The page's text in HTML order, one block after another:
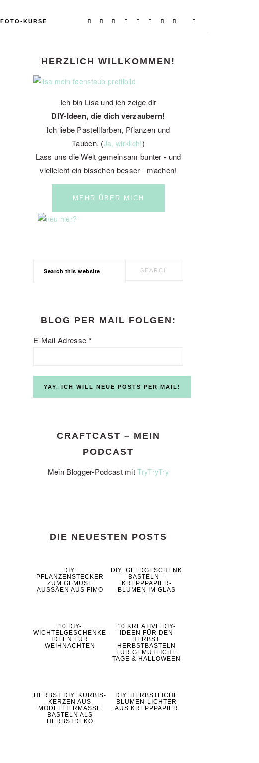
FOTO-KURSE
PRIMARY
SIDEBAR
HERZLICH WILLKOMMEN!
Ich bin Lisa und ich zeige dir
DIY-Ideen, die dich verzaubern!
Ich liebe Pastellfarben, Pflanzen und
Tauben. (Ja, wirklich!)
Lass uns die Welt gemeinsam bunter - und
vielleicht ein bisschen besser - machen!
MEHR ÜBER MICH
BLOG PER MAIL FOLGEN:
E-Mail-Adresse *
CRAFTCAST – MEIN
PODCAST
Mein Blogger-Podcast mitTryTryTry
DIE NEUESTEN POSTS
DIY:
PFLANZENSTECKER
ZUM GEMÜSE
AUSSÄEN AUS FIMO
DIY: GELDGESCHENK
BASTELN –
KREPPPAPIER-
BLUMEN IM GLAS
10 DIY-
WICHTELGESCHENKE-
IDEEN FÜR
WEIHNACHTEN
10 KREATIVE DIY-
IDEEN FÜR DEN
HERBST:
HERBSTBASTELN
FÜR GEMÜTLICHE
TAGE & HALLOWEEN
HERBST DIY: KÜRBIS-
KERZEN AUS
MODELLIERMASSE
BASTELN ALS
HERBSTDEKO
DIY: HERBSTLICHE
BLUMEN-LICHTER
AUS KREPPPAPIER